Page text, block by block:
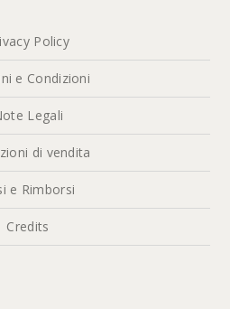
Policy
e Condizioni
Legali
di vendita
e Rimborsi
Credits